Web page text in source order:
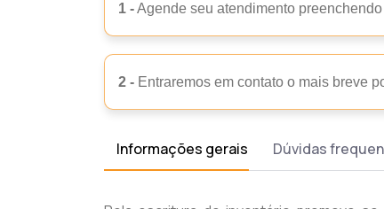
1 -Agende seu atendimento
2 - Entraremos em contato o mais breve
Informações gerais Dúvidas